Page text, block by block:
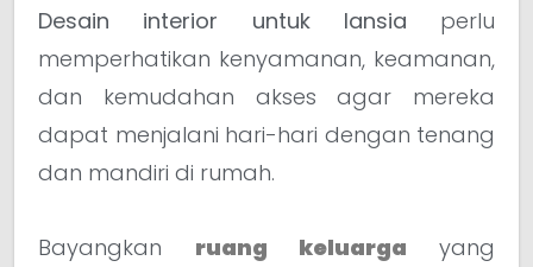
Desain interior untuk lansia perlu
memperhatikan kenyamanan, keamanan,
dan kemudahan akses agar mereka
dapat menjalani hari-hari dengan tenang
dan mandiri di rumah.
Bayangkan ruang keluarga
yang